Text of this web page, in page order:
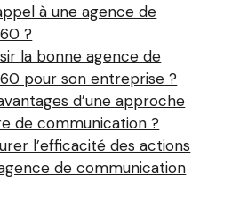
à une agence de
?
la bonne agence de
pour son entreprise ?
d’une approche
de communication ?
l’efficacité des actions
de communication